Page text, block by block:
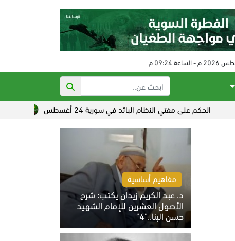
على مفتي النظام البائد في سورية 24 أغسطس
تصاعد القلق
مفاهيم أساسية
د. عبد الكريم زيدان يكتب: شرح
الأصول العشرين للإمام الشهيد
حسن البنا.."4"
الخميس 6 أغسطس 2026 10:27 ص